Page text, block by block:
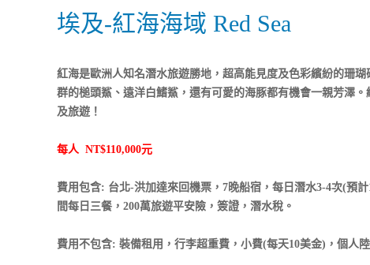
埃及-紅海海域 Red Sea
紅海是歐洲人知名潛水旅遊勝地，超高能見度及色彩繽紛的珊
群的槌頭鯊、遠洋白鰭鯊，還有可愛的海豚都有機會一親芳澤
及旅遊！
每人 NT$110,000元
費用包含: 台北-洪加達來回機票，7晚船宿，每日潛水3-4次(預
間每日三餐，200萬旅遊平安險，簽證，潛水稅。
費用不包含: 裝備租用，行李超重費，小費(每天10美金)，個人